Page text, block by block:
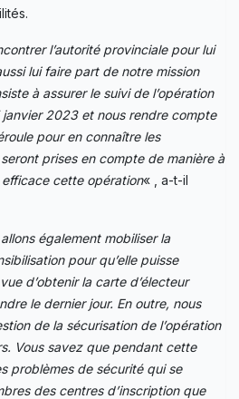
l’autorité provinciale pour lui
lui faire part de notre mission
à assurer le suivi de l’opération
janvier 2023 et nous rendre compte
pour en connaître les
prises en compte de manière à
cette opération« , a-t-il
également mobiliser la
pour qu’elle puisse
d’obtenir la carte d’électeur
le dernier jour. En outre, nous
de la sécurisation de l’opération
Vous savez que pendant cette
problèmes de sécurité qui se
des centres d’inscription que